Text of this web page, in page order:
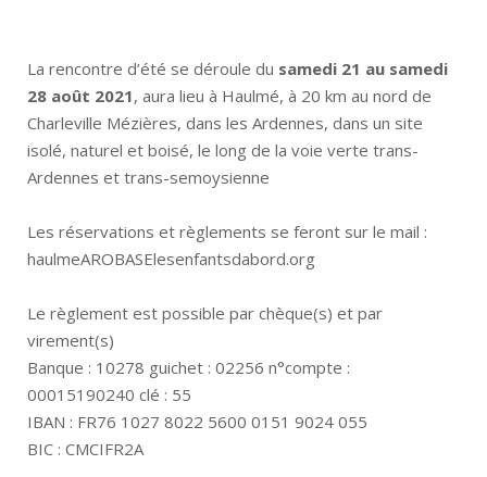
La rencontre d’été se déroule du samedi 21 au samedi
28 août 2021, aura lieu à Haulmé, à 20 km au nord de
Charleville Mézières, dans les Ardennes, dans un site
isolé, naturel et boisé, le long de la voie verte trans-
Ardennes et trans-semoysienne
Les réservations et règlements se feront sur le mail :
haulmeAROBASElesenfantsdabord.org
Le règlement est possible par chèque(s) et par
virement(s)
Banque : 10278 guichet : 02256 n°compte :
00015190240 clé : 55
IBAN : FR76 1027 8022 5600 0151 9024 055
BIC : CMCIFR2A